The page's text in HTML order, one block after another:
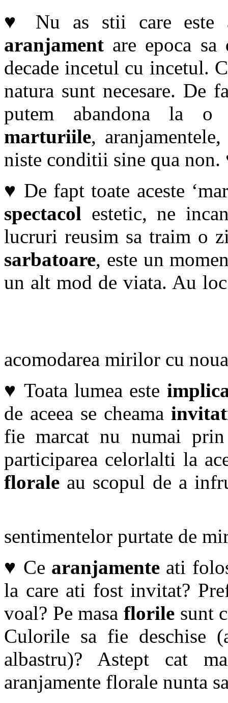
♥ Nu as stii care este
aranjament are epoca
decade incetul cu incetul.
natura sunt necesare. De
putem abandona la o
marturiile,
niste conditii sine qua
♥ De fapt toate aceste
spectacol estetic, ne
lucruri reusim sa traim o
sarbatoare, este un
un alt mod de viata. Au
acomodarea mirilor cu
♥ Toata lumea este
de aceea se cheama
fie marcat nu numai
participarea celorlalti la
florale au scopul de a
sentimentelor purtate de
♥ Ce aranjamente ati
la care ati fost invitat?
voal? Pe masa florile sunt
Culorile sa fie deschise
albastru)? Astept cat
aranjamente florale nunta